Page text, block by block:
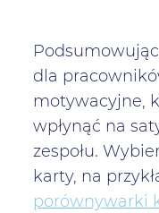
dla
motywacyjne,
wpłynąć na
zespołu.
karty, na
porównywarki